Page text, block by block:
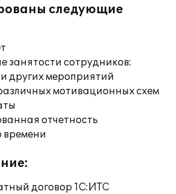
следующие
занятости сотрудников:
других мероприятий
мотивационных схем
отчетность
времени
договор 1С:ИТС